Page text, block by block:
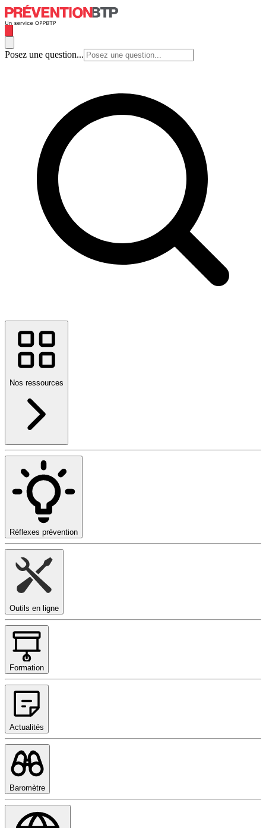
Posez une question...
Nos ressources
Réflexes prévention
Outils en ligne
Formation
Actualités
Baromètre